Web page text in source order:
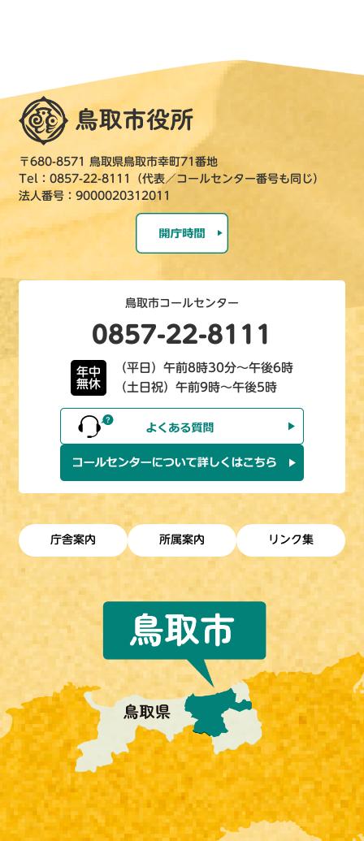
〒680-8571 鳥取県鳥取市幸町71番地
Tel：0857-22-8111（代表／コールセンター番号も同じ）
法人番号：9000020312011
鳥取市コールセンター
0857-22-8111
年中
無休
（平日）午前8時30分～午後6時
（土日祝）午前9時～午後5時
庁舎案内 所属案内 リンク集